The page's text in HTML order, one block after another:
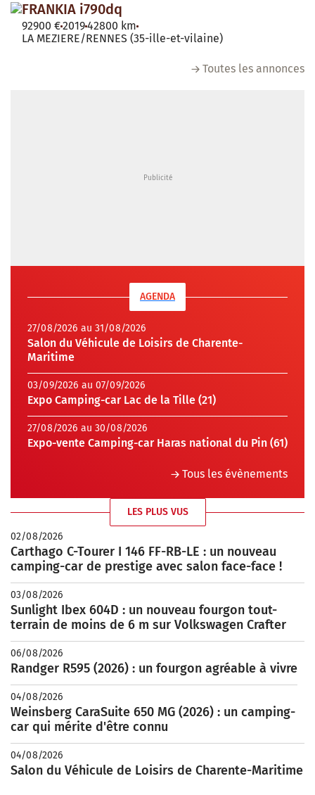
FRANKIA i790dq
92900 €201942800 km
LA MEZIERE/RENNES (35-ille-et-vilaine)
Toutes les annonces
AGENDA
27/08/2026 au 31/08/2026
Salon du Véhicule de Loisirs de Charente-
Maritime
03/09/2026 au 07/09/2026
Expo Camping-car Lac de la Tille (21)
27/08/2026 au 30/08/2026
Expo-vente Camping-car Haras national du Pin (61)
Tous les évènements
LES PLUS VUS
02/08/2026
Carthago C-Tourer I 146 FF-RB-LE : un nouveau
camping-car de prestige avec salon face-face !
03/08/2026
Sunlight Ibex 604D : un nouveau fourgon tout-
terrain de moins de 6 m sur Volkswagen Crafter
06/08/2026
Randger R595 (2026) : un fourgon agréable à vivre
04/08/2026
Weinsberg CaraSuite 650 MG (2026) : un camping-
car qui mérite d'être connu
04/08/2026
Salon du Véhicule de Loisirs de Charente-Maritime